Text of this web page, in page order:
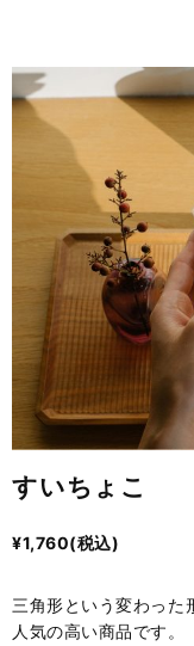
すいちょこ
¥1,760(税込)
三角形という変わった
人気の高い商品です。